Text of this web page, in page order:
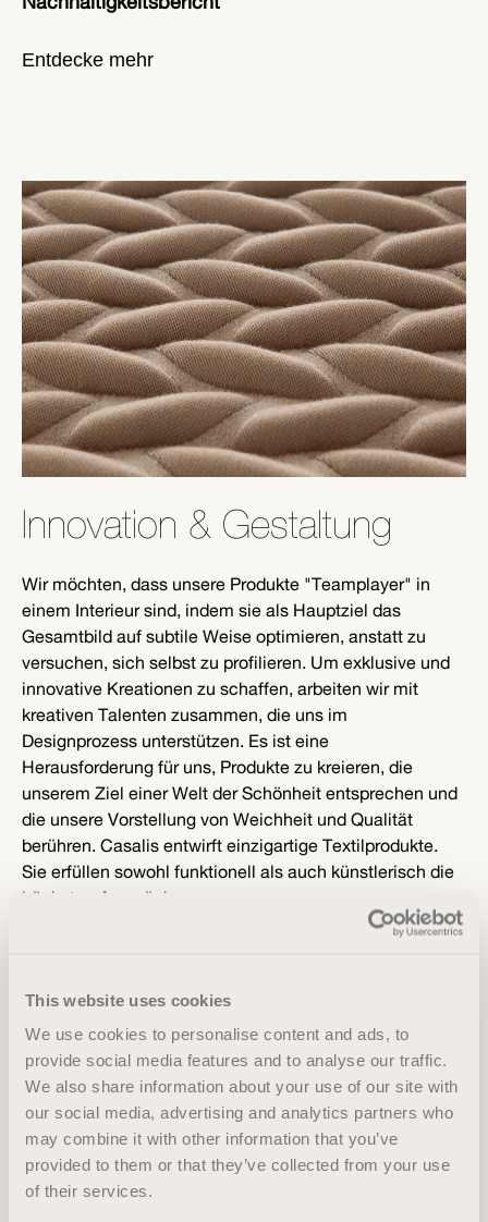
This website uses cookies
We use cookies to personalise content and ads, to
provide social media features and to analyse our traffic.
We also share information about your use of our site with
our social media, advertising and analytics partners who
may combine it with other information that you’ve
provided to them or that they’ve collected from your use
of their services.
Entdecke mehr
Innovation & Gestaltung
Wir möchten, dass unsere Produkte "Teamplayer" in
einem Interieur sind, indem sie als Hauptziel das
Gesamtbild auf subtile Weise optimieren, anstatt zu
versuchen, sich selbst zu profilieren. Um exklusive und
innovative Kreationen zu schaffen, arbeiten wir mit
kreativen Talenten zusammen, die uns im
Designprozess unterstützen. Es ist eine
Herausforderung für uns, Produkte zu kreieren, die
unserem Ziel einer Welt der Schönheit entsprechen und
die unsere Vorstellung von Weichheit und Qualität
berühren. Casalis entwirft einzigartige Textilprodukte.
Sie erfüllen sowohl funktionell als auch künstlerisch die
höchsten Ansprüche.
Casalis' Leidenschaft gilt
den Menschen